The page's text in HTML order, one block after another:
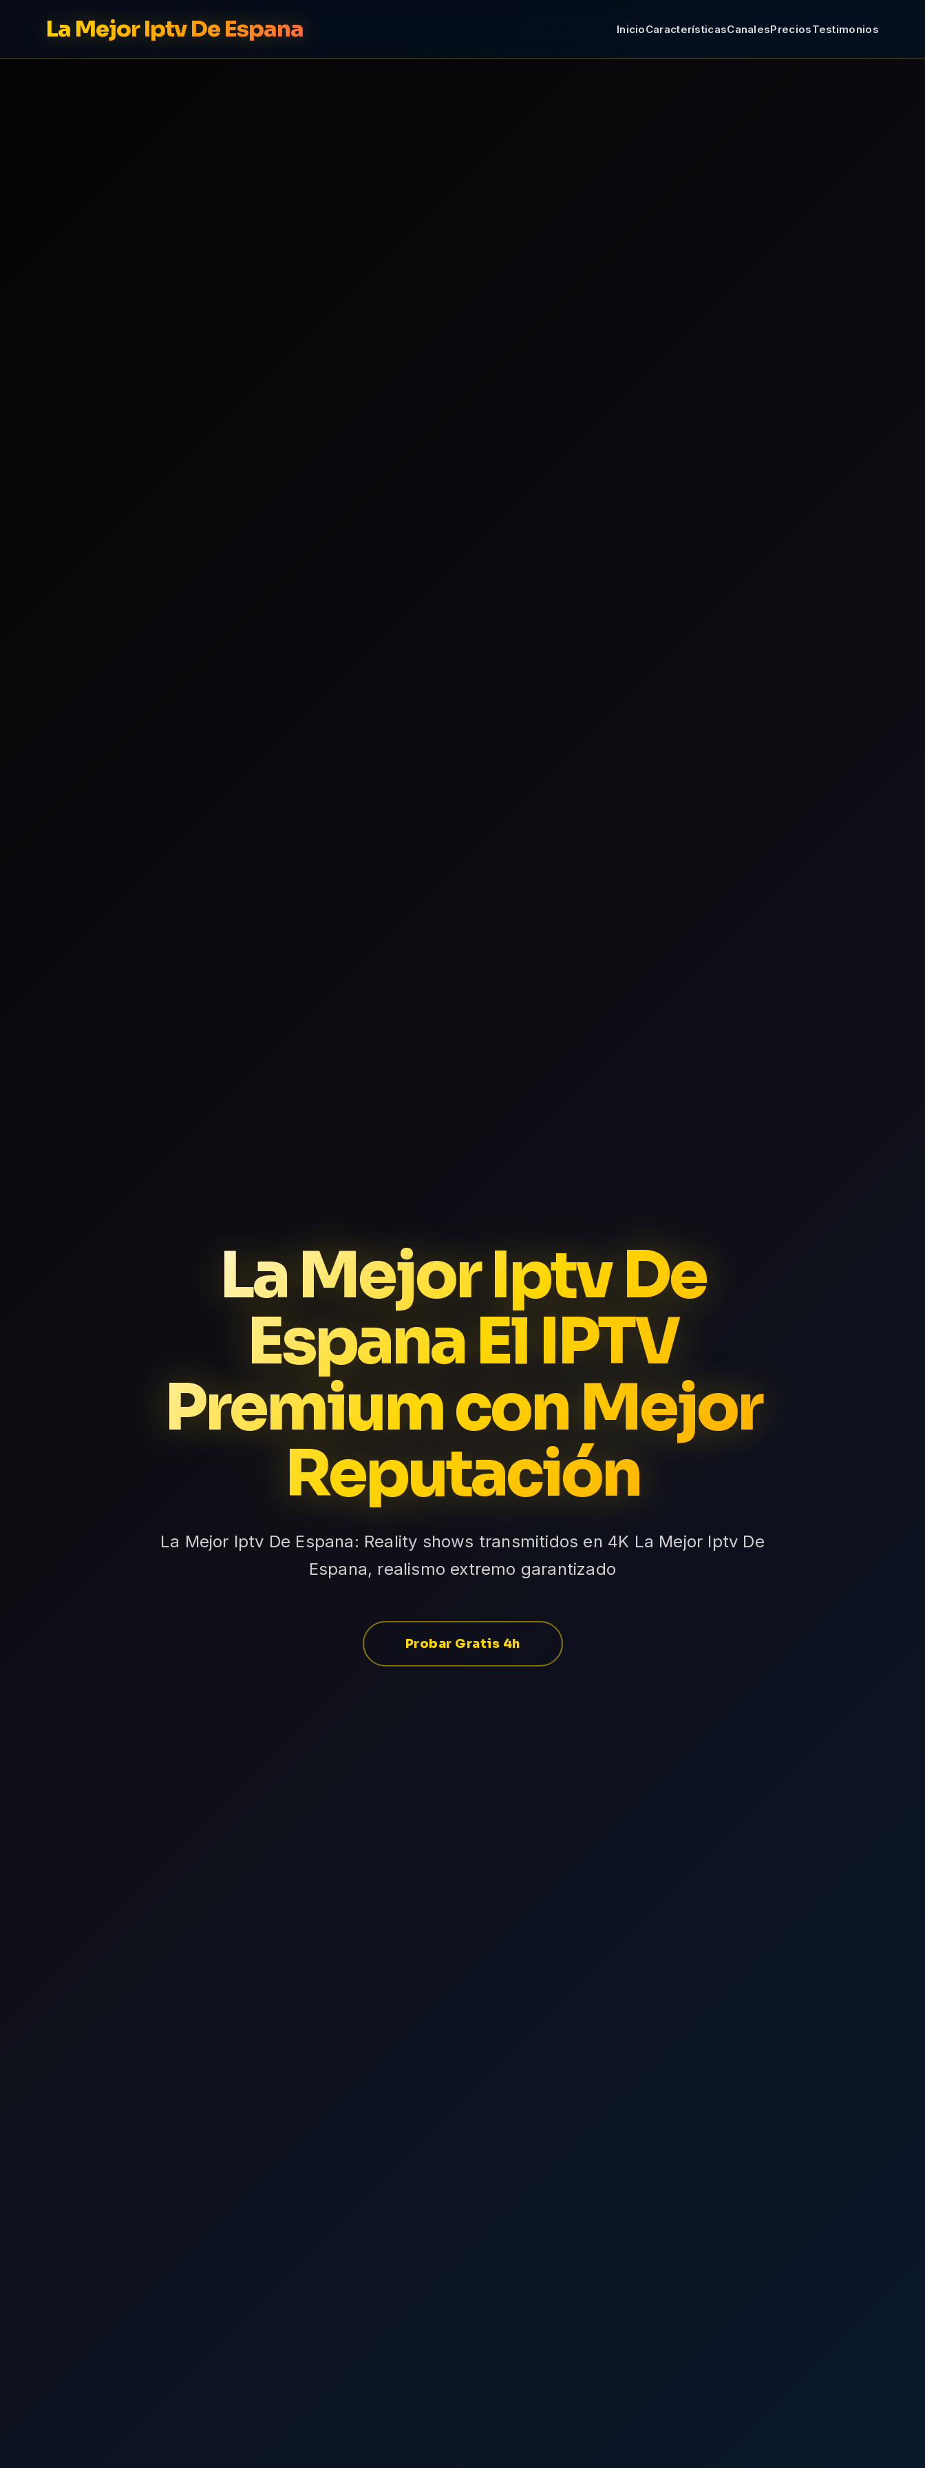
La Mejor Iptv De Espana InicioCaracterísticasCanalesPreciosTestimonios
La Mejor Iptv De
Espana El IPTV
Premium con Mejor
Reputación
La Mejor Iptv De Espana: Reality shows transmitidos en 4K La Mejor Iptv De
Espana, realismo extremo garantizado
Probar Gratis 4h